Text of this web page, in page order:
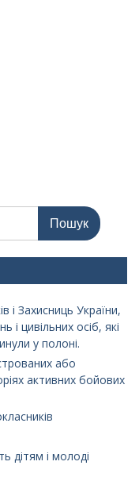
і Захисниць України,
цивільних осіб, які
у полоні.
або
активних бойових
дітям і молоді